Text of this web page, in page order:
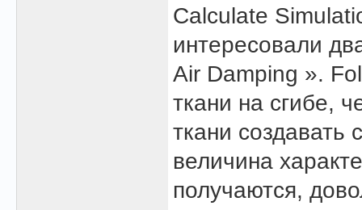
Calculate
интересовали
Air Damping ».
ткани на сгибе,
ткани создавать
величина
получаются,